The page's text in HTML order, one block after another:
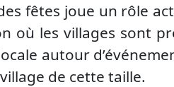
fêtes joue un rôle
où les villages sont
autour
de cette taille.